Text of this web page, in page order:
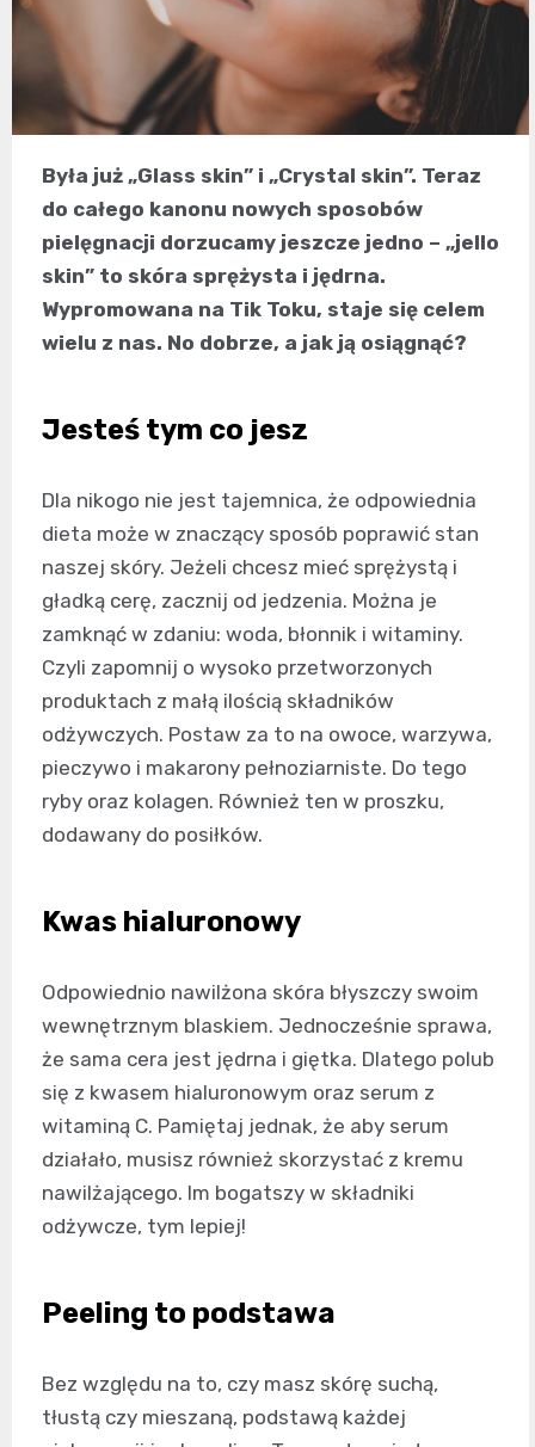
Była już „Glass skin” i „Crystal skin”. Teraz
do całego kanonu nowych sposobów
pielęgnacji dorzucamy jeszcze jedno – „jello
skin” to skóra sprężysta i jędrna.
Wypromowana na Tik Toku, staje się celem
wielu z nas. No dobrze, a jak ją osiągnąć?
Jesteś tym co jesz
Dla nikogo nie jest tajemnica, że odpowiednia
dieta może w znaczący sposób poprawić stan
naszej skóry. Jeżeli chcesz mieć sprężystą i
gładką cerę, zacznij od jedzenia. Można je
zamknąć w zdaniu: woda, błonnik i witaminy.
Czyli zapomnij o wysoko przetworzonych
produktach z małą ilością składników
odżywczych. Postaw za to na owoce, warzywa,
pieczywo i makarony pełnoziarniste. Do tego
ryby oraz kolagen. Również ten w proszku,
dodawany do posiłków.
Kwas hialuronowy
Odpowiednio nawilżona skóra błyszczy swoim
wewnętrznym blaskiem. Jednocześnie sprawa,
że sama cera jest jędrna i giętka. Dlatego polub
się z kwasem hialuronowym oraz serum z
witaminą C. Pamiętaj jednak, że aby serum
działało, musisz również skorzystać z kremu
nawilżającego. Im bogatszy w składniki
odżywcze, tym lepiej!
Peeling to podstawa
Bez względu na to, czy masz skórę suchą,
tłustą czy mieszaną, podstawą każdej